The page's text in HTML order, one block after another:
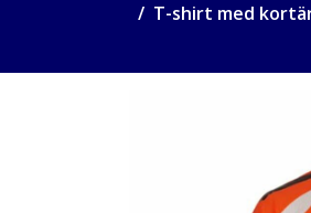
T-shirt med